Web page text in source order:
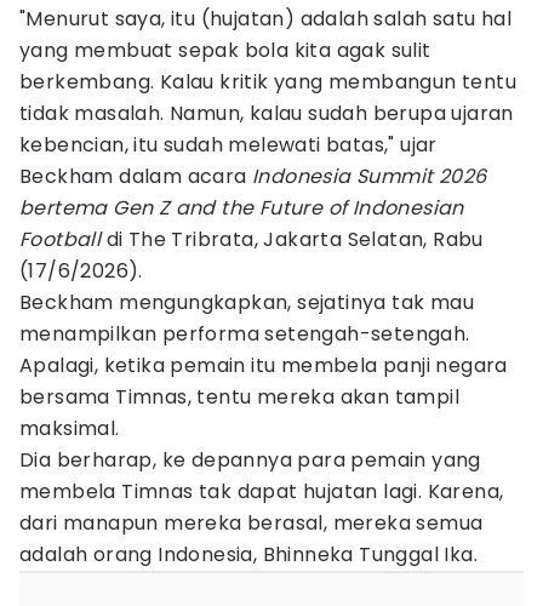
"Menurut saya, itu (hujatan) adalah salah satu hal
yang membuat sepak bola kita agak sulit
berkembang. Kalau kritik yang membangun tentu
tidak masalah. Namun, kalau sudah berupa ujaran
kebencian, itu sudah melewati batas," ujar
Beckham dalam acara Indonesia Summit 2026
bertema Gen Z and the Future of Indonesian
Footballdi The Tribrata, Jakarta Selatan, Rabu
(17/6/2026).
Beckham mengungkapkan, sejatinya tak mau
menampilkan performa setengah-setengah.
Apalagi, ketika pemain itu membela panji negara
bersama Timnas, tentu mereka akan tampil
maksimal.
Dia berharap, ke depannya para pemain yang
membela Timnas tak dapat hujatan lagi. Karena,
dari manapun mereka berasal, mereka semua
adalah orang Indonesia, Bhinneka Tunggal Ika.